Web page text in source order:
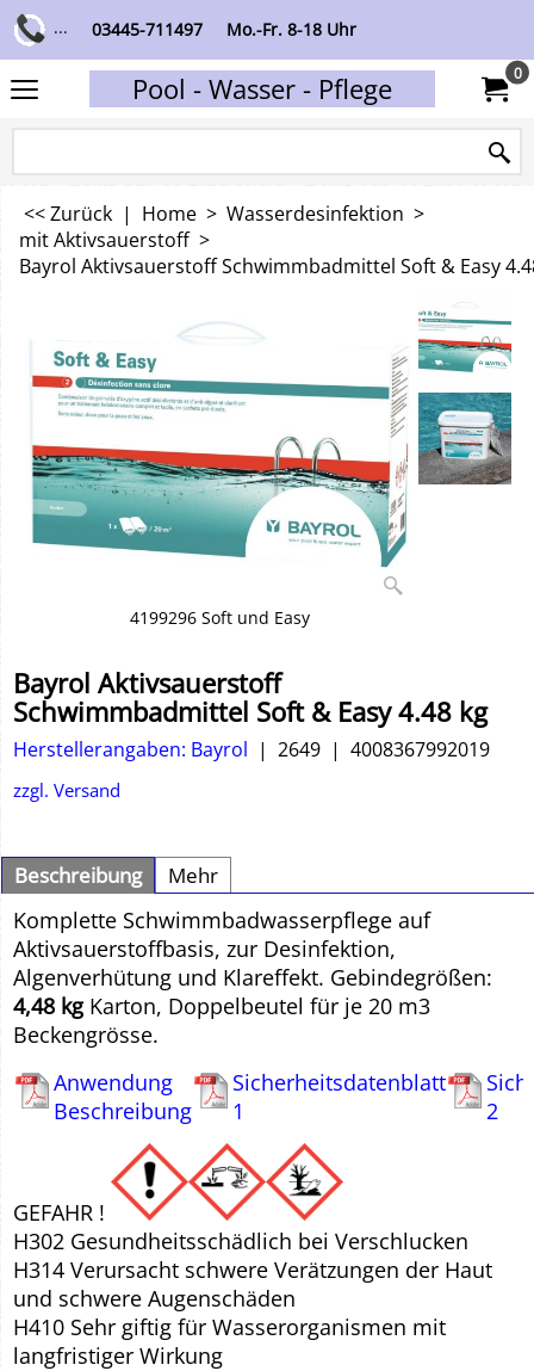
... 03445-711497 Mo.-Fr. 8-18 Uhr
Pool - Wasser - Pflege 0
<< Zurück | Home > Wasserdesinfektion >
mit Aktivsauerstoff>
Bayrol Aktivsauerstoff Schwimmbadmittel Soft & Easy
4199296 Soft und Easy
Bayrol Aktivsauerstoff
Schwimmbadmittel Soft & Easy 4.48 kg
Herstellerangaben: Bayrol 2649 4008367992019
zzgl. Versand
Beschreibung Mehr
Komplette Schwimmbadwasserpflege auf
Aktivsauerstoffbasis, zur Desinfektion,
Algenverhütung und Klareffekt. Gebindegrößen:
4,48 kgKarton, Doppelbeutel für je 20 m3
Beckengrösse.
Anwendung
Beschreibung
Sicherheitsdatenblatt
1
2
GEFAHR !
H302 Gesundheitsschädlich bei Verschlucken
H314 Verursacht schwere Verätzungen der Haut
und schwere Augenschäden
H410 Sehr giftig für Wasserorganismen mit
langfristiger Wirkung